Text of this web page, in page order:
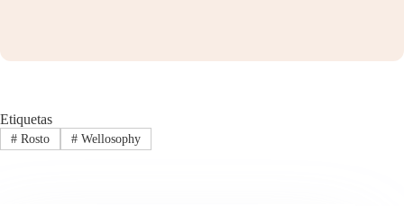
Etiquetas
#Rosto #Wellosophy